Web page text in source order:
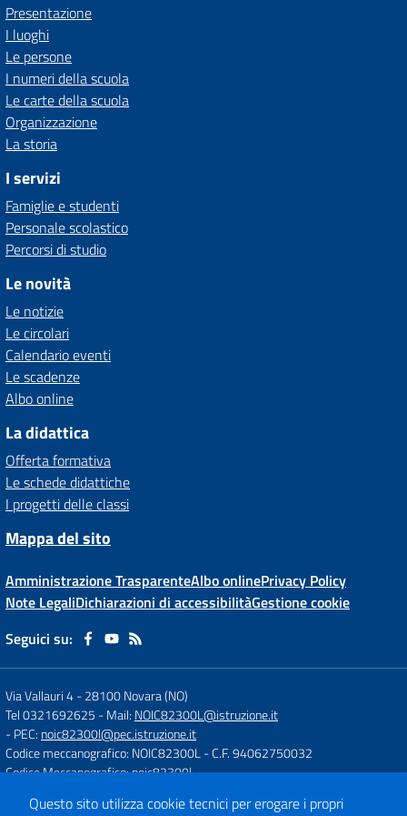
Presentazione
I luoghi
Le persone
I numeri della scuola
Le carte della scuola
Organizzazione
La storia
I servizi
Famiglie e studenti
Personale scolastico
Percorsi di studio
Le novità
Le notizie
Le circolari
Calendario eventi
Le scadenze
Albo online
La didattica
Offerta formativa
Le schede didattiche
I progetti delle classi
Mappa del sito
Amministrazione TrasparenteAlbo onlinePrivacy Policy
Note LegaliDichiarazioni di accessibilitàGestione cookie
Seguici su:
Via Vallauri 4-28100 Novara (NO)
Tel 0321692625 - Mail: NOIC82300L@istruzione.it
- PEC: noic82300l@pec.istruzione.it
Codice meccanografico: NOIC82300L- C.F. 94062750032
Codice Meccanografico: noic82300l
Questo sito utilizza cookie tecnici per erogare i propri